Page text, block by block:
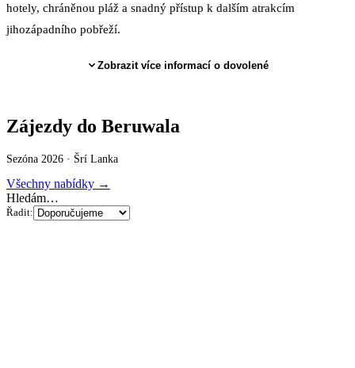
hotely, chráněnou pláž a snadný přístup k dalším atrakcím
jihozápadního pobřeží.
Zobrazit více informací o dovolené
Zájezdy do Beruwala
Sezóna 2026 · Šrí Lanka
Všechny nabídky →
Hledám…
Řadit: